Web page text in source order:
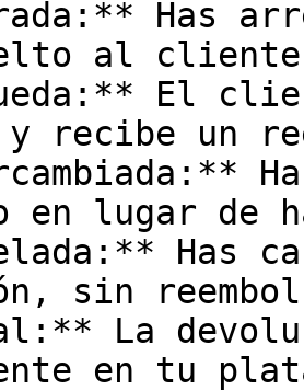
Has
al
El
recibe un
en lugar de
Has
sin
La
en tu